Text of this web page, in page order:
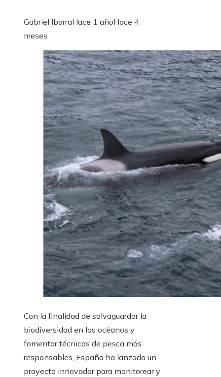
Gabriel IbarraHace 1 añoHace 4
meses
Con la finalidad de salvaguardar la
biodiversidad en los océanos y
fomentar técnicas de pesca más
responsables, España ha lanzado un
proyecto innovador para monitorear y